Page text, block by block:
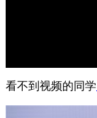
看不到视频的同学